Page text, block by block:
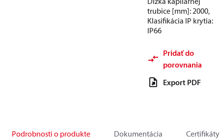
trubice [mm]: 2000,
Klasifikácia IP krytia:
IP66
Pridať do
porovnania
Export PDF
Podrobnosti o produkte Dokumentácia Certifikáty